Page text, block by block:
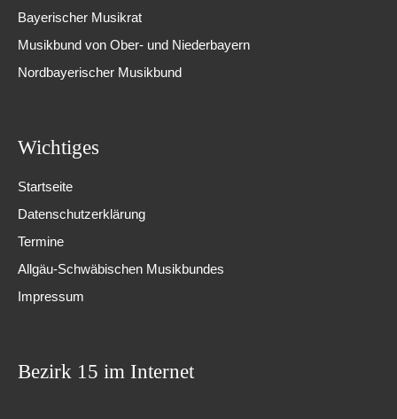
Bayerischer Musikrat
Musikbund von Ober- und Niederbayern
Nordbayerischer Musikbund
Wichtiges
Startseite
Datenschutzerklärung
Termine
Allgäu-Schwäbischen Musikbundes
Impressum
Bezirk 15 im Internet